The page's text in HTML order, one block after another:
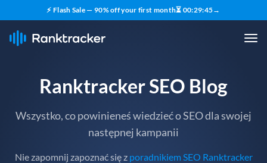
⚡ Flash Sale — 90% off your first month⏳ 00:29:43→
Ranktracker SEO Blog
Wszystko, co powinieneś wiedzieć o SEO dla swojej
następnej kampanii
Nie zapomnij zapoznać się z poradnikiem SEO Ranktracker